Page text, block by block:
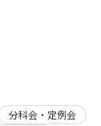
分科会・定例会